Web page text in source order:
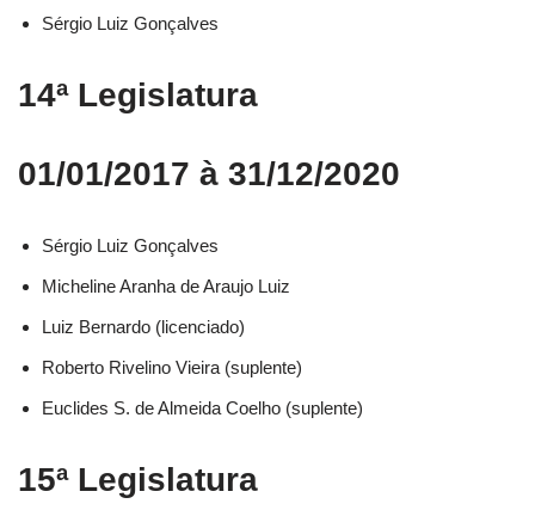
Sérgio Luiz Gonçalves​
14ª Legislatura
01/01/2017 à 31/12/2020
Sérgio Luiz Gonçalves​
Micheline Aranha de Araujo Luiz​
Luiz Bernardo (licenciado)​
Roberto Rivelino Vieira (suplente)​
Euclides S. de Almeida Coelho (suplente)​
15ª Legislatura